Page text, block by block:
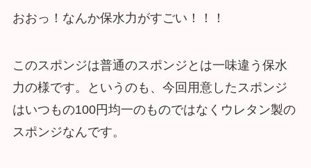
おおっ！なんか保水力がすごい！！！
このスポンジは普通のスポンジとは一味違う保水
力の様です。というのも、今回用意したスポンジ
はいつもの100円均一のものではなくウレタン製の
スポンジなんです。